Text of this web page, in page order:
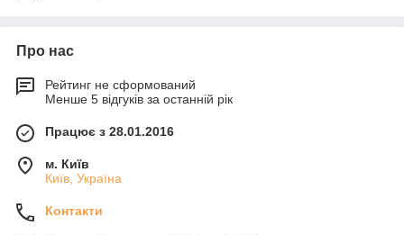
Про нас
Рейтинг не сформований
Менше 5 відгуків за останній рік
Працює з 28.01.2016
м. Київ
Київ, Україна
Контакти